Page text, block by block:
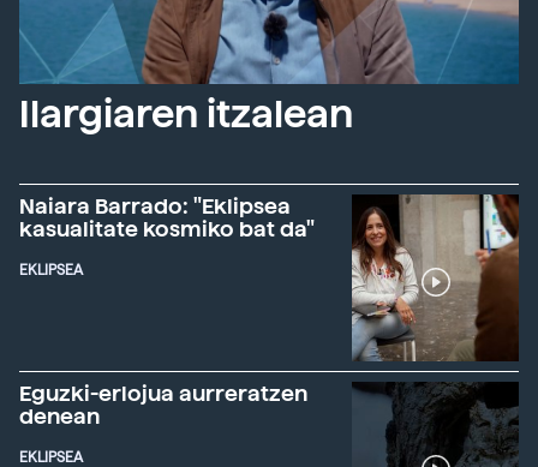
Ilargiaren itzalean
Naiara Barrado: "Eklipsea
kasualitate kosmiko bat da"
EKLIPSEA
Eguzki-erlojua aurreratzen
denean
EKLIPSEA